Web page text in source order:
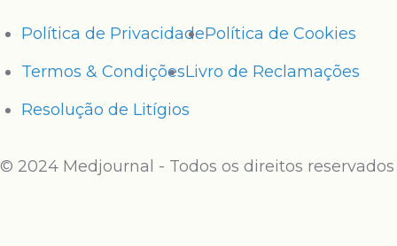
Política de PrivacidadePolítica de Cookies
Termos & CondiçõesLivro de Reclamações
Resolução de Litígios
© 2024 Medjournal - Todos os direitos reservados